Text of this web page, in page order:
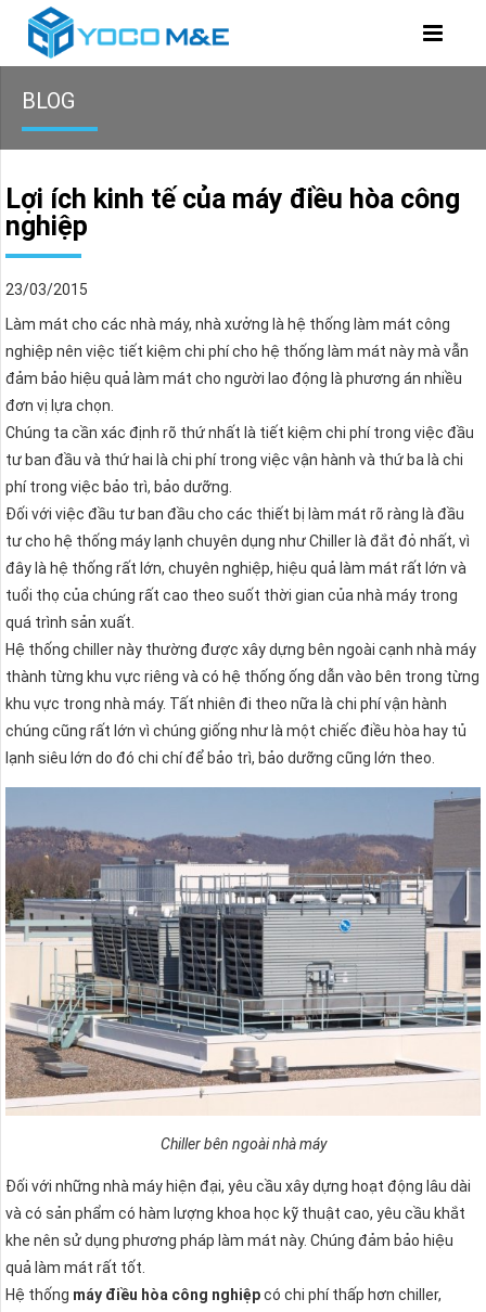
BLOG
Lợi ích kinh tế của máy điều hòa công
nghiệp
23/03/2015
Làm mát cho các nhà máy, nhà xưởng là hệ thống làm mát công
nghiệp nên việc tiết kiệm chi phí cho hệ thống làm mát này mà vẫn
đảm bảo hiệu quả làm mát cho người lao động là phương án nhiều
đơn vị lựa chọn.
Chúng ta cần xác định rõ thứ nhất là tiết kiệm chi phí trong việc đầu
tư ban đầu và thứ hai là chi phí trong việc vận hành và thứ ba là chi
phí trong việc bảo trì, bảo dưỡng.
Đối với việc đầu tư ban đầu cho các thiết bị làm mát rõ ràng là đầu
tư cho hệ thống máy lạnh chuyên dụng như Chiller là đắt đỏ nhất, vì
đây là hệ thống rất lớn, chuyên nghiệp, hiệu quả làm mát rất lớn và
tuổi thọ của chúng rất cao theo suốt thời gian của nhà máy trong
quá trình sản xuất.
Hệ thống chiller này thường được xây dựng bên ngoài cạnh nhà máy
thành từng khu vực riêng và có hệ thống ống dẫn vào bên trong từng
khu vực trong nhà máy. Tất nhiên đi theo nữa là chi phí vận hành
chúng cũng rất lớn vì chúng giống như là một chiếc điều hòa hay tủ
lạnh siêu lớn do đó chi chí để bảo trì, bảo dưỡng cũng lớn theo.
Chiller bên ngoài nhà máy
Đối với những nhà máy hiện đại, yêu cầu xây dựng hoạt động lâu dài
và có sản phẩm có hàm lượng khoa học kỹ thuật cao, yêu cầu khắt
khe nên sử dụng phương pháp làm mát này. Chúng đảm bảo hiệu
quả làm mát rất tốt.
Hệ thống máy điều hòa công nghiệpcó chi phí thấp hơn chiller,